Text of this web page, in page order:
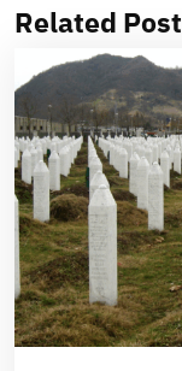
Related Post